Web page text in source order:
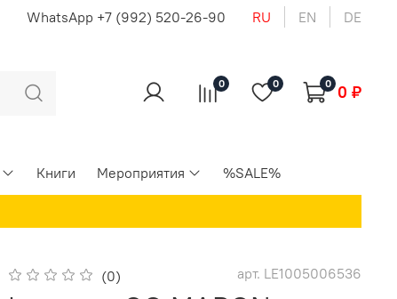
WhatsApp +7 (992) 520-26-90 RU EN DE
0 0 0 0 ₽
Книги Мероприятия %SALE%
(0) арт. LE1005006536